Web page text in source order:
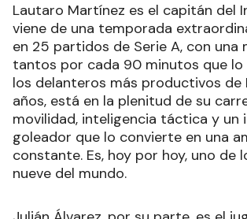
Lautaro Martínez es el capitán del
viene de una temporada
en 25 partidos de Serie A, con una
tantos por cada 90 minutos que
los delanteros más productivos de
años, está en la plenitud de su
movilidad, inteligencia táctica y un
goleador que lo convierte en una
constante. Es, hoy por hoy, uno de
nueve del mundo.